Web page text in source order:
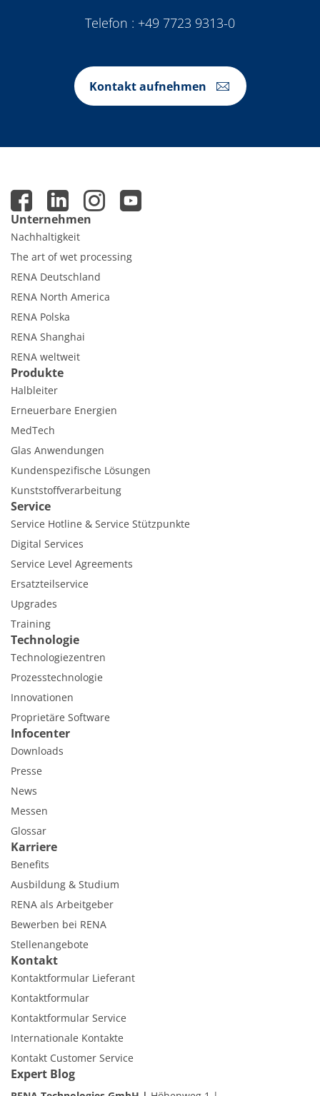
Telefon : +49 7723 9313-0
Kontakt aufnehmen
Unternehmen
Nachhaltigkeit
The art of wet processing
RENA Deutschland
RENA North America
RENA Polska
RENA Shanghai
RENA weltweit
Produkte
Halbleiter
Erneuerbare Energien
MedTech
Glas Anwendungen
Kundenspezifische Lösungen
Kunststoffverarbeitung
Service
Service Hotline & Service Stützpunkte
Digital Services
Service Level Agreements
Ersatzteilservice
Upgrades
Training
Technologie
Technologiezentren
Prozesstechnologie
Innovationen
Proprietäre Software
Infocenter
Downloads
Presse
News
Messen
Glossar
Karriere
Benefits
Ausbildung & Studium
RENA als Arbeitgeber
Bewerben bei RENA
Stellenangebote
Kontakt
Kontaktformular Lieferant
Kontaktformular
Kontaktformular Service
Internationale Kontakte
Kontakt Customer Service
Expert Blog